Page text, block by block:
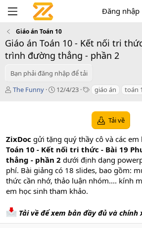
Đăng nhập
Giáo án Toán 10
Giáo án Toán 10 - Kết nối tri
trình đường thẳng - phần 2
Bạn phải đăng nhập để tải
T
The Funny
C
o
n
d
a
t
12/4/23
T
s
giáo án toán
Tải về
ZixDoc gửi tặng quý thầy cô và các em
Toán 10 - Kết nối tri thức - Bài 19
thẳng - phần 2 dưới định dạng
phí. Bài giảng có 18 slides, bao gồm:
thức cần nhớ, thảo luận nhóm.... kính
em học sinh tham khảo.
Tải về để xem bản đầy đủ và chính